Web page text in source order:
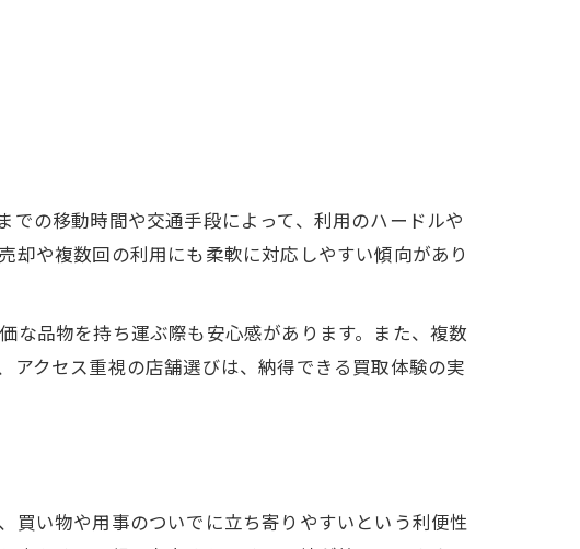
の移動時間や交通手段によって、利用のハードルや
や複数回の利用にも柔軟に対応しやすい傾向があり
な品物を持ち運ぶ際も安心感があります。また、複数
クセス重視の店舗選びは、納得できる買取体験の実
買い物や用事のついでに立ち寄りやすいという利便性